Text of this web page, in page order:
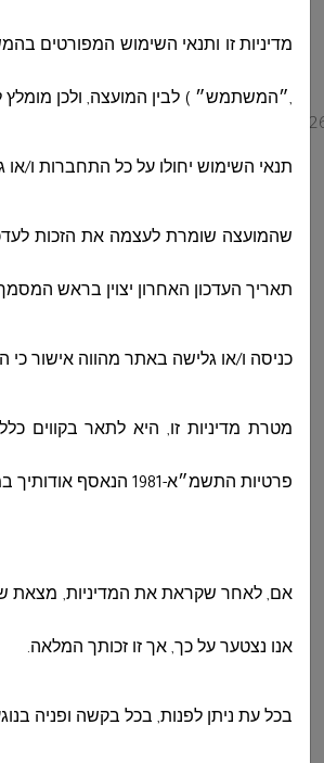
מדיניות זו ותנאי השימוש המפורטים
,״המשתמש״ ) לבין המועצה, ולכן מומלץ
תנאי השימוש יחולו על כל התחברות ו/
שהמועצה שומרת לעצמה את הזכות
תאריך העדכון האחרון יצוין בראש
כניסה ו/או גלישה באתר מהווה אישור
מטרת מדיניות זו, היא לתאר בקווים
פרטיות התשמ״א-1981 הנאסף אודותיך במסגרת הגלישה באתר, אשר נמסר על ידך או בשמך לצורך קבלת השירותים
אם, לאחר שקראת את המדיניות, מצאת
אנו נצטער על כך, אך זו זכותך המלאה.
בכל עת ניתן לפנות, בכל בקשה ופניה